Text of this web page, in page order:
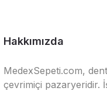
Hakkımızda
MedexSepeti.com,
çevrimiçi pazaryeridir.